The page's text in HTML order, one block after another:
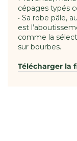
cépages typés
• Sa robe pâle,
est
comme la
sur bourbes.
Télécharger la